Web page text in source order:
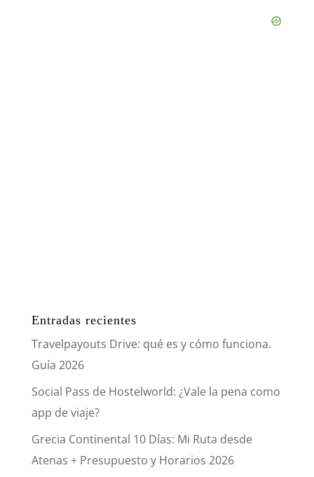
Entradas recientes
Travelpayouts Drive: qué es y cómo funciona.
Guía 2026
Social Pass de Hostelworld: ¿Vale la pena como
app de viaje?
Grecia Continental 10 Días: Mi Ruta desde
Atenas + Presupuesto y Horarios 2026